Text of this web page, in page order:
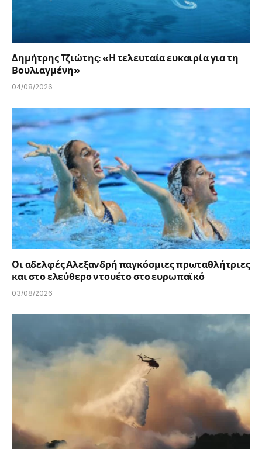
Δημήτρης Τζιώτης: «Η τελευταία ευκαιρία για τη
Βουλιαγμένη»
04/08/2026
Οι αδελφές Αλεξανδρή παγκόσμιες πρωταθλήτριες
και στο ελεύθερο ντουέτο στο ευρωπαϊκό
03/08/2026